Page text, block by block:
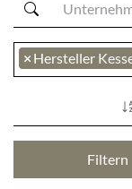
× Hersteller
Filtern